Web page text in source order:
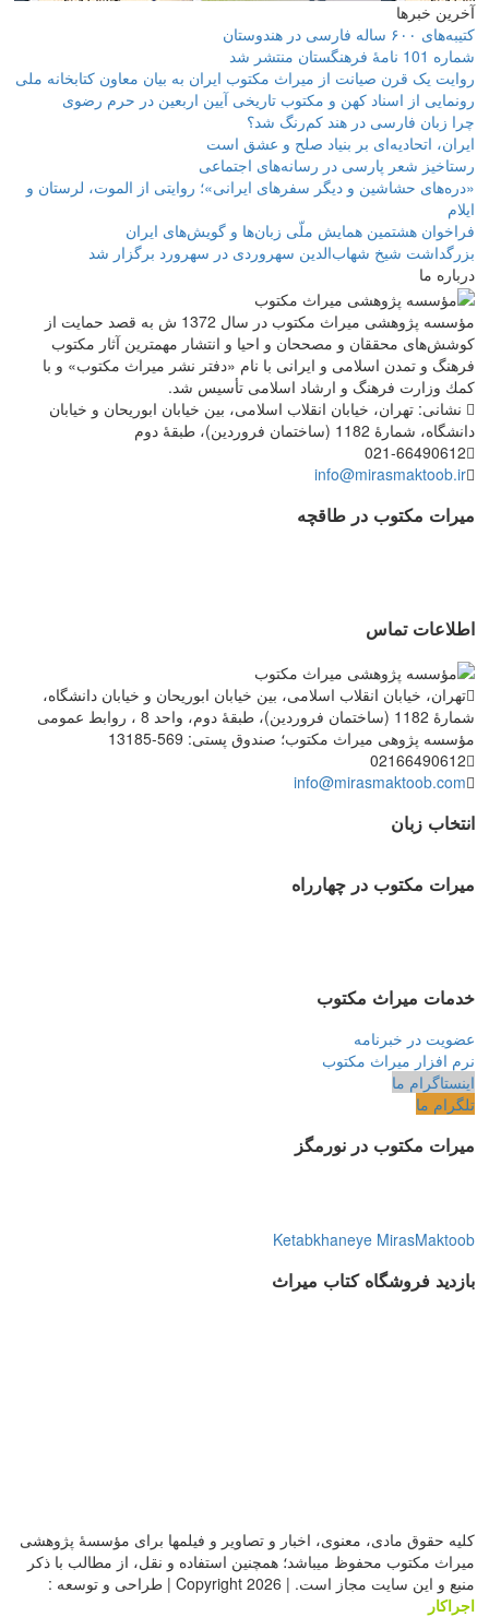
آخرین خبرها
کتیبه‌های ۶۰۰ ساله فارسی در هندوستان
شماره 101 نامۀ فرهنگستان منتشر شد
روایت یک قرن صیانت از میراث مکتوب ایران به بیان معاون کتابخانه ملی
رونمایی از اسناد کهن و مکتوب تاریخی آیین اربعین در حرم رضوی
چرا زبان فارسی در هند کم‌رنگ شد؟
ایران، اتحادیه‌ای بر بنیاد صلح و عشق است
رستاخیز شعر پارسی در رسانه‌های اجتماعی
«دره‌های حشاشین و دیگر سفرهای ایرانی»؛ روایتی از الموت، لرستان و
ایلام
فراخوان هشتمین همایش ملّی زبان‌ها و گویش‌های ایران
بزرگداشت شیخ شهاب‌الدین سهروردی در سهرورد برگزار شد
درباره ما
مؤسسه پژوهشی میراث مكتوب در سال 1372 ش به قصد حمایت از
كوشش‌های محققان و مصححان و احیا و انتشار مهمترین آثار مكتوب
فرهنگ و تمدن اسلامی و ایرانی با نام «دفتر نشر میراث مكتوب» و با
كمك وزارت فرهنگ و ارشاد اسلامی تأسیس شد.
نشانی: تهران، خیابان انقلاب اسلامی، بین خیابان ابوریحان و خیابان
دانشگاه، شمارۀ 1182 (ساختمان فروردین)، طبقۀ دوم
021-66490612
info@mirasmaktoob.ir
میرات مکتوب در طاقچه
اطلاعات تماس
تهران، خیابان انقلاب اسلامی، بین خیابان ابوریحان و خیابان دانشگاه،
شمارۀ 1182 (ساختمان فروردین)، طبقۀ دوم، واحد 8 ، روابط عمومی
مؤسسه پژوهی میراث مکتوب؛ صندوق پستی: 569-13185
02166490612
info@mirasmaktoob.com
انتخاب زبان
میرات مکتوب در چهارراه
خدمات میراث مکتوب
عضویت در خبرنامه
نرم افزار میراث مکتوب
اینستاگرام ما
تلگرام ما
میرات مکتوب در نورمگز
Ketabkhaneye MirasMaktoob
بازدید فروشگاه کتاب میراث
کلیه حقوق مادی، معنوی، اخبار و تصاویر و فیلمها برای مؤسسۀ پژوهشی
میراث مکتوب محفوظ میباشد؛ همچنین استفاده و نقل، از مطالب با ذکر
منبع و این سایت مجاز است. | Copyright 2026 | طراحی و توسعه :
اجراکار